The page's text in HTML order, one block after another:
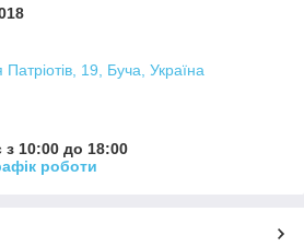
19, Буча, Україна
10:00 до 18:00
роботи